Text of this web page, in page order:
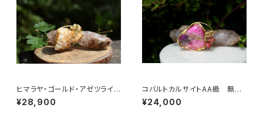
ヒマラヤ・ゴールド・アゼツライ
ト 魂の目覚め、「ゴールデン・ラ
イトの降下」
¥28,900
コバルトカルサイトAA級 無条
件の愛と許しの石 美しくなり
たい女性の為に
¥24,000